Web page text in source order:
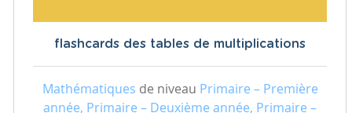
flashcards des tables de multiplications
Mathématiques de niveau Primaire – Première
année, Primaire – Deuxième année, Primaire –